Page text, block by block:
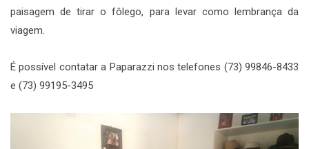
paisagem de tirar o fôlego, para levar como lembrança da
viagem.
É possível contatar a Paparazzi nos telefones (73) 99846-8433
e (73) 99195-3495